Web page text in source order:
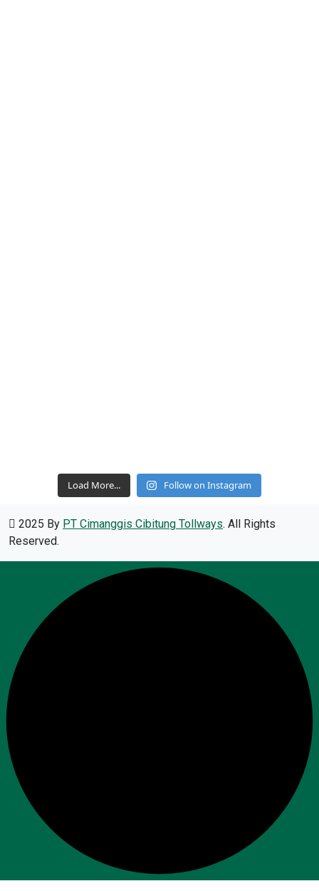
Load More... Follow on Instagram
2025 By PT Cimanggis Cibitung Tollways. All Rights
Reserved.